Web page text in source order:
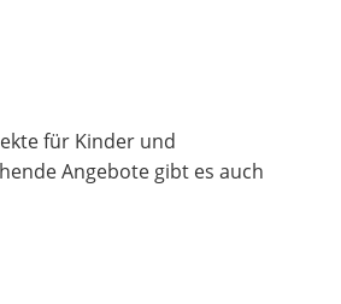
für Kinder und
Angebote gibt es auch